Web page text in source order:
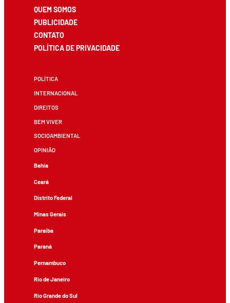
QUEM SOMOS
PUBLICIDADE
CONTATO
POLÍTICA DE PRIVACIDADE
POLÍTICA
INTERNACIONAL
DIREITOS
BEM VIVER
SOCIOAMBIENTAL
OPINIÃO
Bahia
Ceará
Distrito Federal
Minas Gerais
Paraíba
Paraná
Pernambuco
Rio de Janeiro
Rio Grande do Sul